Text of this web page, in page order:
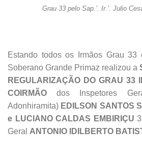
Grau 33 pelo Sap.’. Ir.’. Julio
Estando todos os Irmãos Grau 33
Soberano Grande Primaz realizou a
REGULARIZAÇÃO DO GRAU 33
COIRMÃO dos Inspetores
Adonhiramita) EDILSON SANTOS
e LUCIANO CALDAS EMBIRIÇU
Geral ANTONIO IDILBERTO